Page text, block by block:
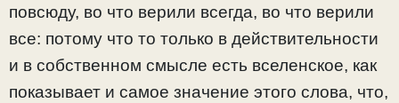
повсюду, во что верили всегда, во что верили
все: потому что то только в действительности
и в собственном смысле есть вселенское, как
показывает и самое значение этого слова, что,